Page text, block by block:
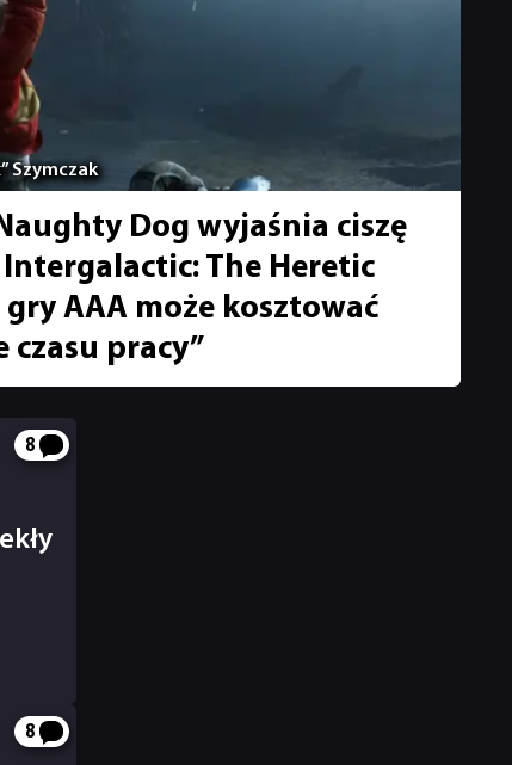
Szymczak
Dog wyjaśnia ciszę
The Heretic
AAA może kosztować
czasu pracy”
8
8